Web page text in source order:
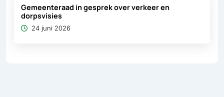
Gemeenteraad in gesprek over verkeer en
dorpsvisies
24 juni 2026